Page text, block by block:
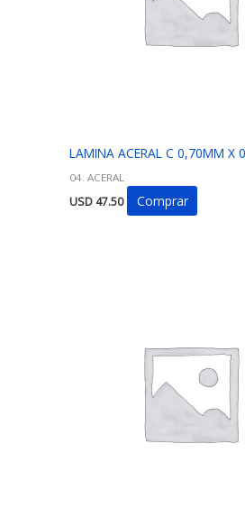
LAMINA ACERAL C 0,70MM X
04. ACERAL
USD 47.50 Comprar